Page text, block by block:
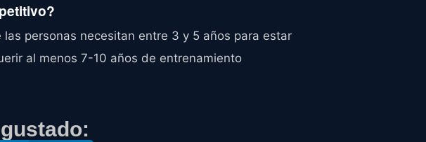
personas necesitan entre 3 y 5 años para estar
al menos 7-10 años de entrenamiento